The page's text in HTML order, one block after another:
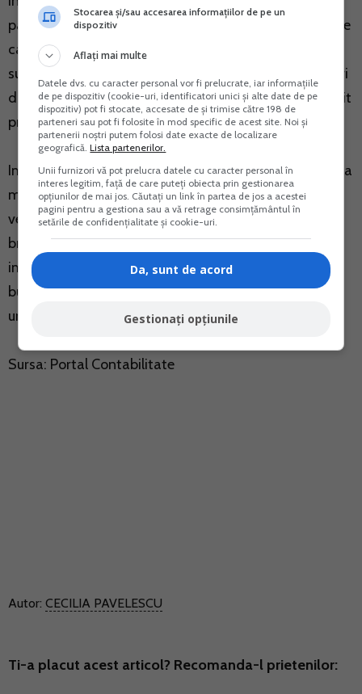
participant la persoana juridica, acordate/furnizate de
catre persoana juridica in folosul personal al acestuia
sunt considerate, la nivelul persoanei fizice, ca venituri
din alte surse, fiind supuse impozitului pe venit, potrivit
prevederilor art. 114 alin. (2) lit. h) din Codul Fiscal.
Impozitul pe venit se calculeaza prin retinere la sursa la
momentul acordarii veniturilor de catre platitorii de
venituri, prin aplicarea cotei de 16% asupra venitului
brut (art. 115). Impozitul calculat si retinut reprezinta
impozit final. Impozitul astfel retinut se plateste la
bugetul de stat pana la data de 25 inclusiv a lunii
urmatoare celei in care a fost retinut/datorat.
Sursa: Portal Contabilitate
Autor: CECILIA PAVELESCU
Ti-a placut acest articol? Recomanda-l prietenilor:
Stocarea și/sau accesarea informațiilor de pe un
dispozitiv
Aflați mai multe
Datele dvs. cu caracter personal vor fi prelucrate, iar informațiile
de pe dispozitiv (cookie-uri, identificatori unici și alte date de pe
dispozitiv) pot fi stocate, accesate de și trimise către 198 de
parteneri sau pot fi folosite în mod specific de acest site. Noi și
partenerii noștri putem folosi date exacte de localizare
geografică.Lista partenerilor.
Unii furnizori vă pot prelucra datele cu caracter personal în
interes legitim, față de care puteți obiecta prin gestionarea
opțiunilor de mai jos. Căutați un link în partea de jos a acestei
pagini pentru a gestiona sau a vă retrage consimțământul în
setările de confidențialitate și cookie-uri.
Da, sunt de acord
Gestionați opțiunile